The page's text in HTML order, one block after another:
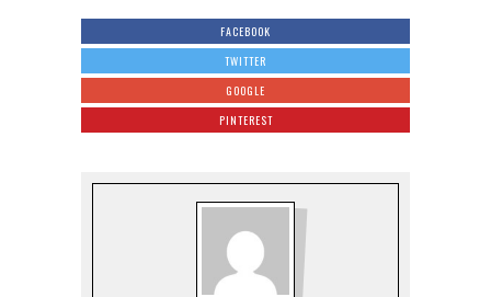
FACEBOOK
TWITTER
GOOGLE
PINTEREST